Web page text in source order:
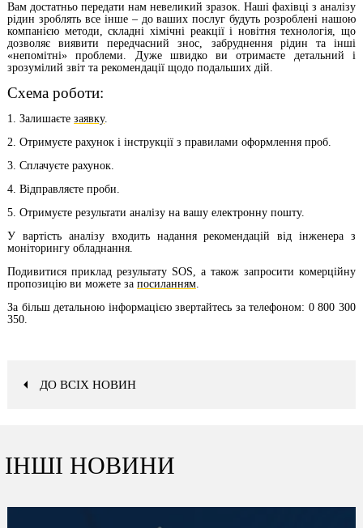
Вам достатньо передати нам невеликий зразок. Наші фахівці з аналізу
рідин зроблять все інше – до ваших послуг будуть розроблені нашою
компанією методи, складні хімічні реакції і новітня технологія, що
дозволяє виявити передчасний знос, забруднення рідин та інші
«непомітні» проблеми. Дуже швидко ви отримаєте детальний і
зрозумілий звіт та рекомендації щодо подальших дій.
Схема роботи:
1. Залишаєте заявку.
2. Отримуєте рахунок і інструкції з правилами оформлення проб.
3. Сплачуєте рахунок.
4. Відправляєте проби.
5. Отримуєте результати аналізу на вашу електронну пошту.
У вартість аналізу входить надання рекомендацій від інженера з
моніторингу обладнання.
Подивитися приклад результату SOS, а також запросити комерційну
пропозицію ви можете за посиланням.
За більш детальною інформацією звертайтесь за телефоном: 0 800 300
350.
ДО ВСІХ НОВИН
ІНШІ НОВИНИ